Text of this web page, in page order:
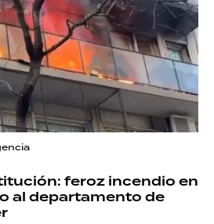
feroz incendio en
al departamento de